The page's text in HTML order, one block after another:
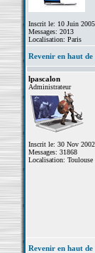
Inscrit le: 10 Juin 2005
Messages: 2013
Localisation: Paris
Revenir en haut de
lpascalon
Administrateur
Inscrit le: 30 Nov 2002
Messages: 31868
Localisation: Toulouse
Revenir en haut de